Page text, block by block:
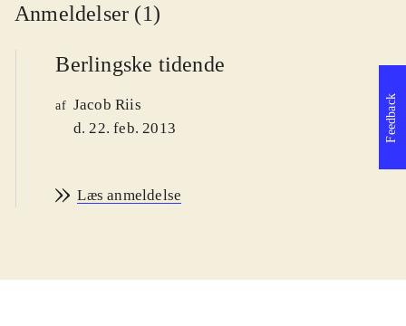
Anmeldelser (1)
Berlingske tidende
af Jacob Riis
d. 22. feb. 2013
Læs anmeldelse
Feedback